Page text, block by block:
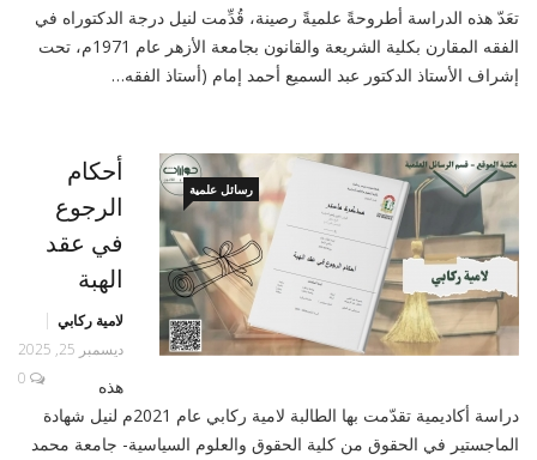
تعَدّ هذه الدراسة أطروحةً علميةً رصينة، قُدِّمت لنيل درجة الدكتوراه في
الفقه المقارن بكلية الشريعة والقانون بجامعة الأزهر عام 1971م، تحت
إشراف الأستاذ الدكتور عبد السميع أحمد إمام (أستاذ الفقه…
رسائل علمية
أحكام
الرجوع
في عقد
الهبة
لامية ركابي
ديسمبر 25, 2025
0
هذه
دراسة أكاديمية تقدّمت بها الطالبة لامية ركابي عام 2021م لنيل شهادة
الماجستير في الحقوق من كلية الحقوق والعلوم السياسية- جامعة محمد